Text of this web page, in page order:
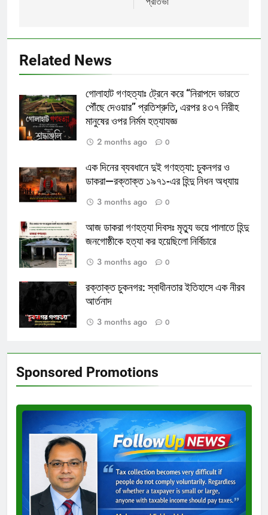
Related News
গোলাহাট গণহত্যাঃ ট্রেনে করে “নিরাপদে ভারতে
পৌঁছে দেওয়ার” প্রতিশ্রুতি, এরপর ৪৩৭ নিরীহ
মানুষের ওপর নির্মম হত্যাযজ্ঞ
2 months ago
0
এক দিনের ব্যবধানে দুই গণহত্যা: চুকনগর ও
ডাকরা—রক্তাক্ত ১৯৭১-এর হিন্দু নিধন অধ্যায়
3 months ago
0
আজ ডাকরা গণহত্যা দিবসঃ মৃত্যু ভয়ে পালাতে হিন্দু
জনগোষ্ঠীকে হত্যা কর হয়েছিলো নির্বিচারে
3 months ago
0
রক্তাক্ত চুকনগর: স্বাধীনতার ইতিহাসে এক নীরব
আর্তনাদ
3 months ago
0
Sponsored Promotions
Ad
3